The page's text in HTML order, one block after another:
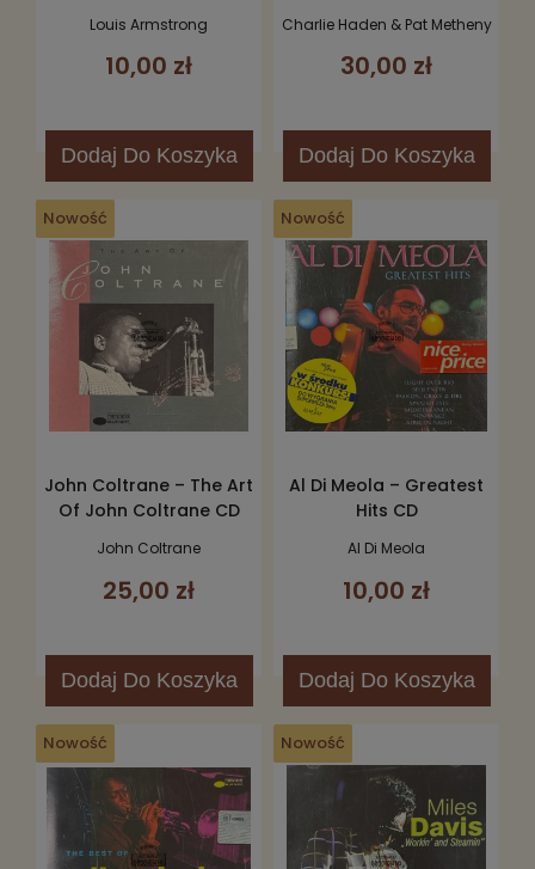
Louis Armstrong
10,00 zł
Dodaj Do Koszyka
Stories) CD
Charlie Haden & Pat Metheny
30,00 zł
Dodaj Do Koszyka
John Coltrane – The Art
Of John Coltrane CD
John Coltrane
25,00 zł
Dodaj Do Koszyka
Nowość
Al Di Meola – Greatest
Hits CD
Al Di Meola
10,00 zł
Dodaj Do Koszyka
Nowość
Nowość Nowość